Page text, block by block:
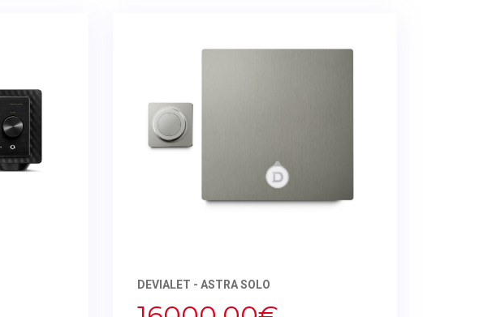
DEVIALET - ASTRA SOLO